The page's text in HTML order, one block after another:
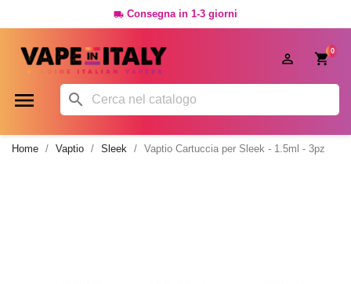
 Consegna in 1-3 giorni
0

 
Home Vaptio Sleek Vaptio Cartuccia per Sleek - 1.5ml - 3pz